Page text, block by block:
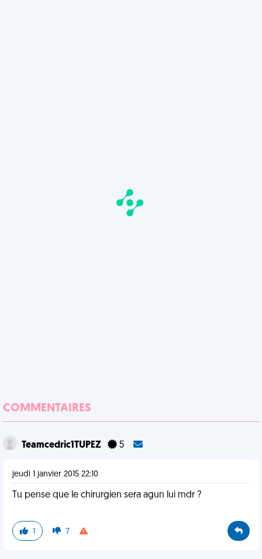
COMMENTAIRES
Teamcedric1TUPEZ 5
jeudi 1 janvier 2015 22:10
Tu pense que le chirurgien sera agun lui mdr ?
1 7